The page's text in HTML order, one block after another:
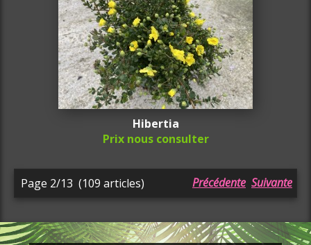
Hibertia
Prix nous consulter
Page 2/13 (109 articles) Précédente Suivante